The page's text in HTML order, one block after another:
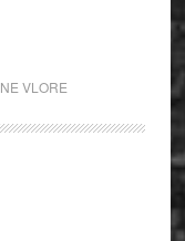
NE VLORE